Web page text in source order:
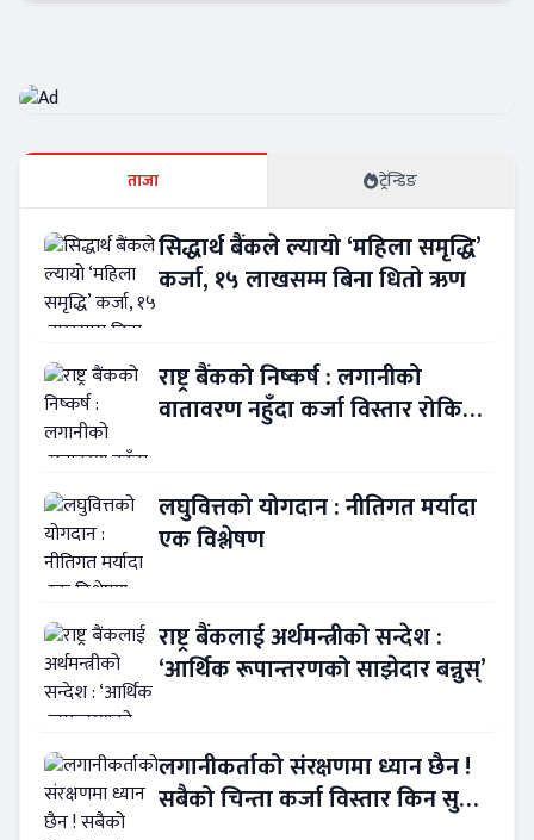
ताजा ट्रेन्डिङ
सिद्धार्थ बैंकले ल्यायो ‘महिला समृद्धि’
कर्जा, १५ लाखसम्म बिना धितो ऋण
राष्ट्र बैंकको निष्कर्ष : लगानीको
वातावरण नहुँदा कर्जा विस्तार रोकियो
लघुवित्तको योगदान : नीतिगत मर्यादा
एक विश्लेषण
राष्ट्र बैंकलाई अर्थमन्त्रीको सन्देश :
‘आर्थिक रूपान्तरणको साझेदार बन्नुस्’
लगानीकर्ताको संरक्षणमा ध्यान छैन !
सबैको चिन्ता कर्जा विस्तार किन सुस्त